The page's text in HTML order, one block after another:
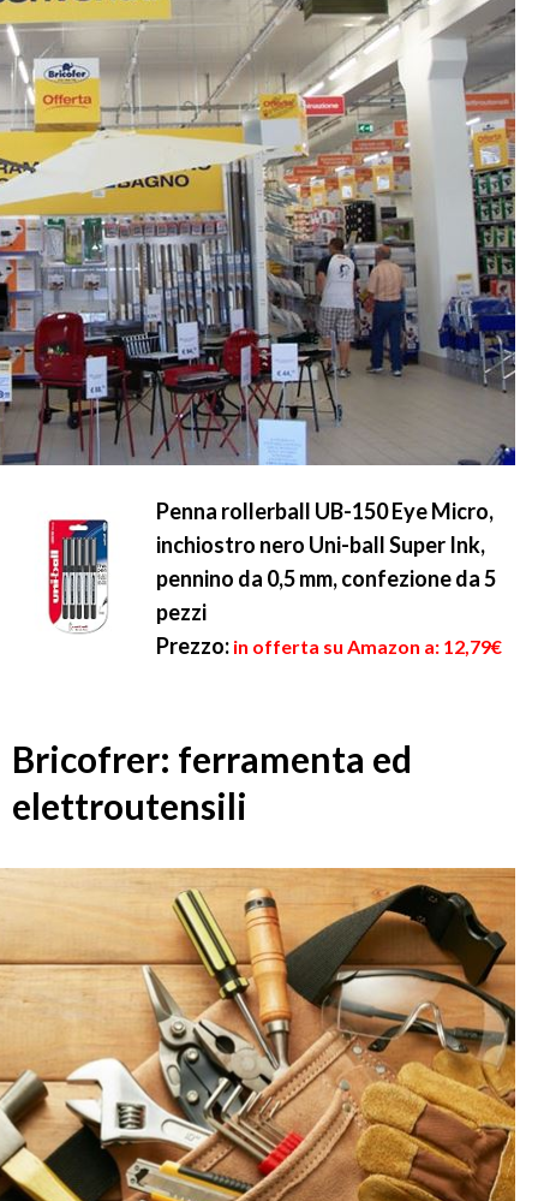
Penna rollerball UB-150 Eye Micro,
inchiostro nero Uni-ball Super Ink,
pennino da 0,5 mm, confezione da 5
pezzi
Prezzo: in offerta su Amazon a: 12,79€
Bricofrer: ferramenta ed
elettroutensili